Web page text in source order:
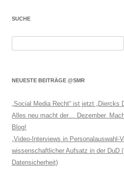
SUCHE
NEUESTE BEITRÄGE @SMR
„Social Media Recht“ ist jetzt „Diercks
Alles neu macht der… Dezember.
Blog!
„Video-Interviews in Personalauswahl-
wissenschaftlicher Aufsatz in der DuD
Datensicherheit)